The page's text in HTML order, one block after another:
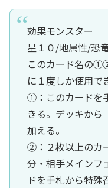
効果モンスター
星１０/地属性/恐
このカード名の
に１度しか使用で
①：このカードを
きる。デッキから
加える。
②：２枚以上のカ
分・相手メインフ
ドを手札から特殊